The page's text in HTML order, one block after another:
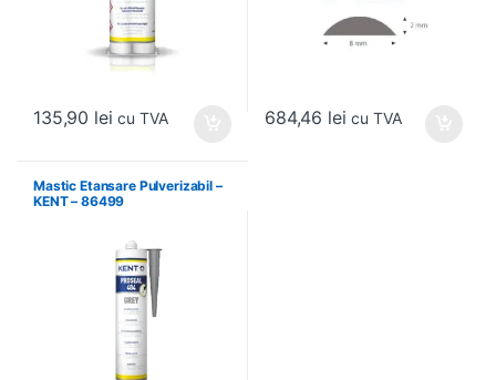
135,90 lei cu TVA 684,46 lei cu TVA
Mastic Etansare Pulverizabil –
KENT – 86499